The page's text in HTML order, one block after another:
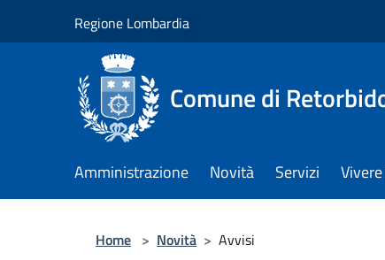
Regione Lombardia
Comune di
Amministrazione Novità Servizi
Home > Novità > Avvisi